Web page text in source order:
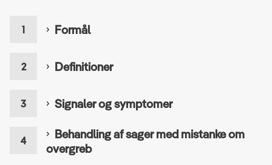
Formål
Definitioner
Signaler og symptomer
Behandling af sager med mistanke om
overgreb